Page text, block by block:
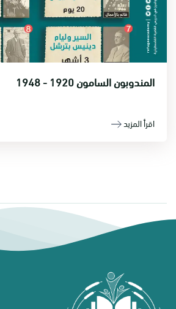
المندوبون السامون 1920 - 1948
اقرأ المزيد